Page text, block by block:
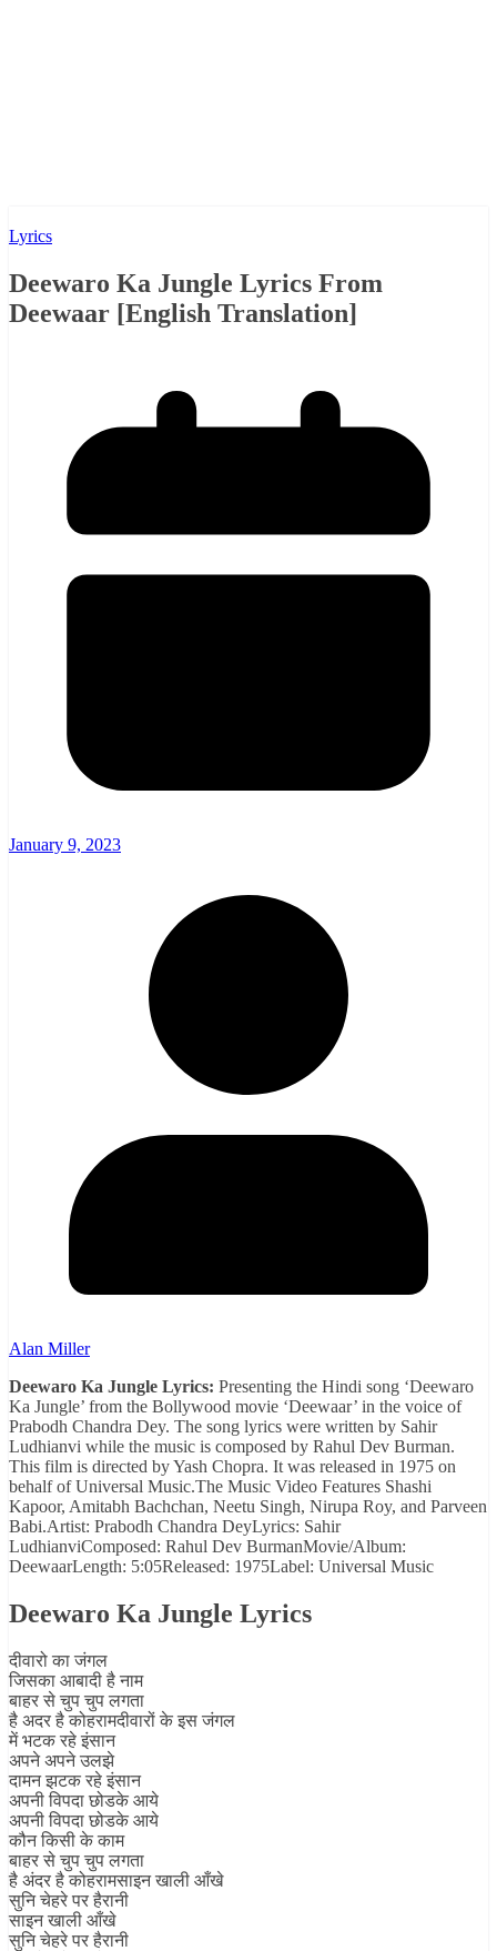
Lyrics
Deewaro Ka Jungle Lyrics From
Deewaar [English Translation]
January 9, 2023
Alan Miller
Deewaro Ka Jungle Lyrics: Presenting the Hindi song ‘Deewaro
Ka Jungle’ from the Bollywood movie ‘Deewaar’ in the voice of
Prabodh Chandra Dey. The song lyrics were written by Sahir
Ludhianvi while the music is composed by Rahul Dev Burman.
This film is directed by Yash Chopra. It was released in 1975 on
behalf of Universal Music.The Music Video Features Shashi
Kapoor, Amitabh Bachchan, Neetu Singh, Nirupa Roy, and Parveen
Babi.Artist: Prabodh Chandra DeyLyrics: Sahir
LudhianviComposed: Rahul Dev BurmanMovie/Album:
DeewaarLength: 5:05Released: 1975Label: Universal Music
Deewaro Ka Jungle Lyrics
दीवारो का जंगल
जिसका आबादी है नाम
बाहर से चुप चुप लगता
है अदर है कोहरामदीवारों के इस जंगल
में भटक रहे इंसान
अपने अपने उलझे
दामन झटक रहे इंसान
अपनी विपदा छोडके आये
अपनी विपदा छोडके आये
कौन किसी के काम
बाहर से चुप चुप लगता
है अंदर है कोहरामसाइन खाली आँखे
सुनि चेहरे पर हैरानी
साइन खाली आँखे
सुनि चेहरे पर हैरानी